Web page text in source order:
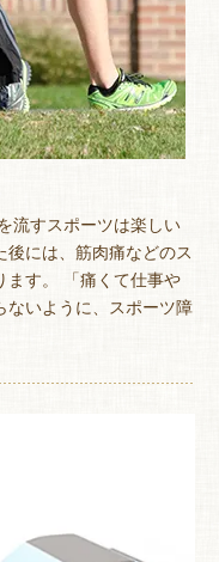
流すスポーツは楽しい
には、筋肉痛などのス
ます。 「痛くて仕事や
ないように、スポーツ障